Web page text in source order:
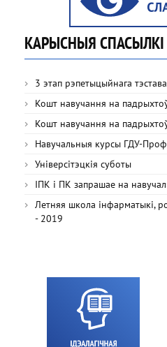
КАРЫСНЫЯ СПАСЫЛКІ
3 этап рэпетыцыйнага
Кошт навучання на
Кошт навучання на
Навучальныя курсы ГДУ-
Універсітэцкія суботы
ІПК і ПК запрашае на
Летняя школа інфарматыкі,
- 2019